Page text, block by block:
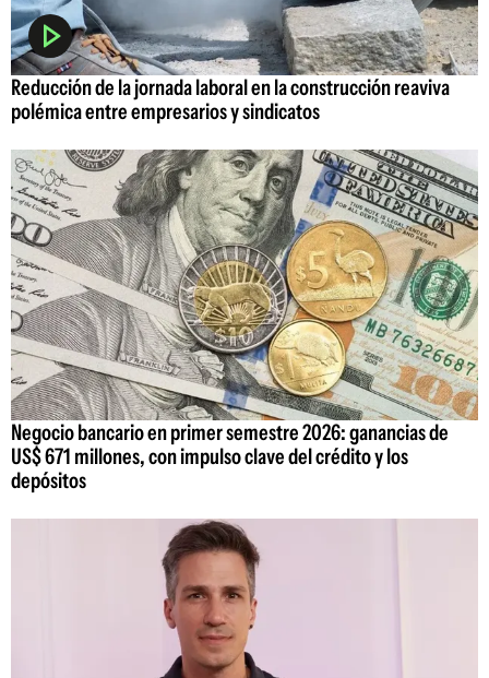
Reducción de la jornada laboral en la construcción reaviva
polémica entre empresarios y sindicatos
Negocio bancario en primer semestre 2026: ganancias de
US$ 671 millones, con impulso clave del crédito y los
depósitos